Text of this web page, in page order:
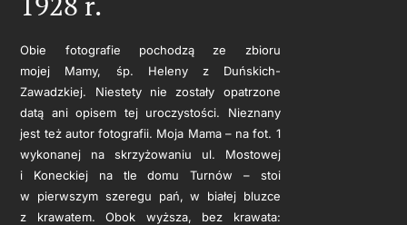
Obie fotografie pochodzą ze zbioru
mojej Mamy, śp. Heleny z Duńskich-
Zawadzkiej. Niestety nie zostały opatrzone
datą ani opisem tej uroczystości. Nieznany
jest też autor fotografii. Moja Mama – na fot. 1
wykonanej na skrzyżowaniu ul. Mostowej
i Koneckiej na tle domu Turnów – stoi
w pierwszym szeregu pań, w białej bluzce
z krawatem. Obok wyższa, bez krawata: